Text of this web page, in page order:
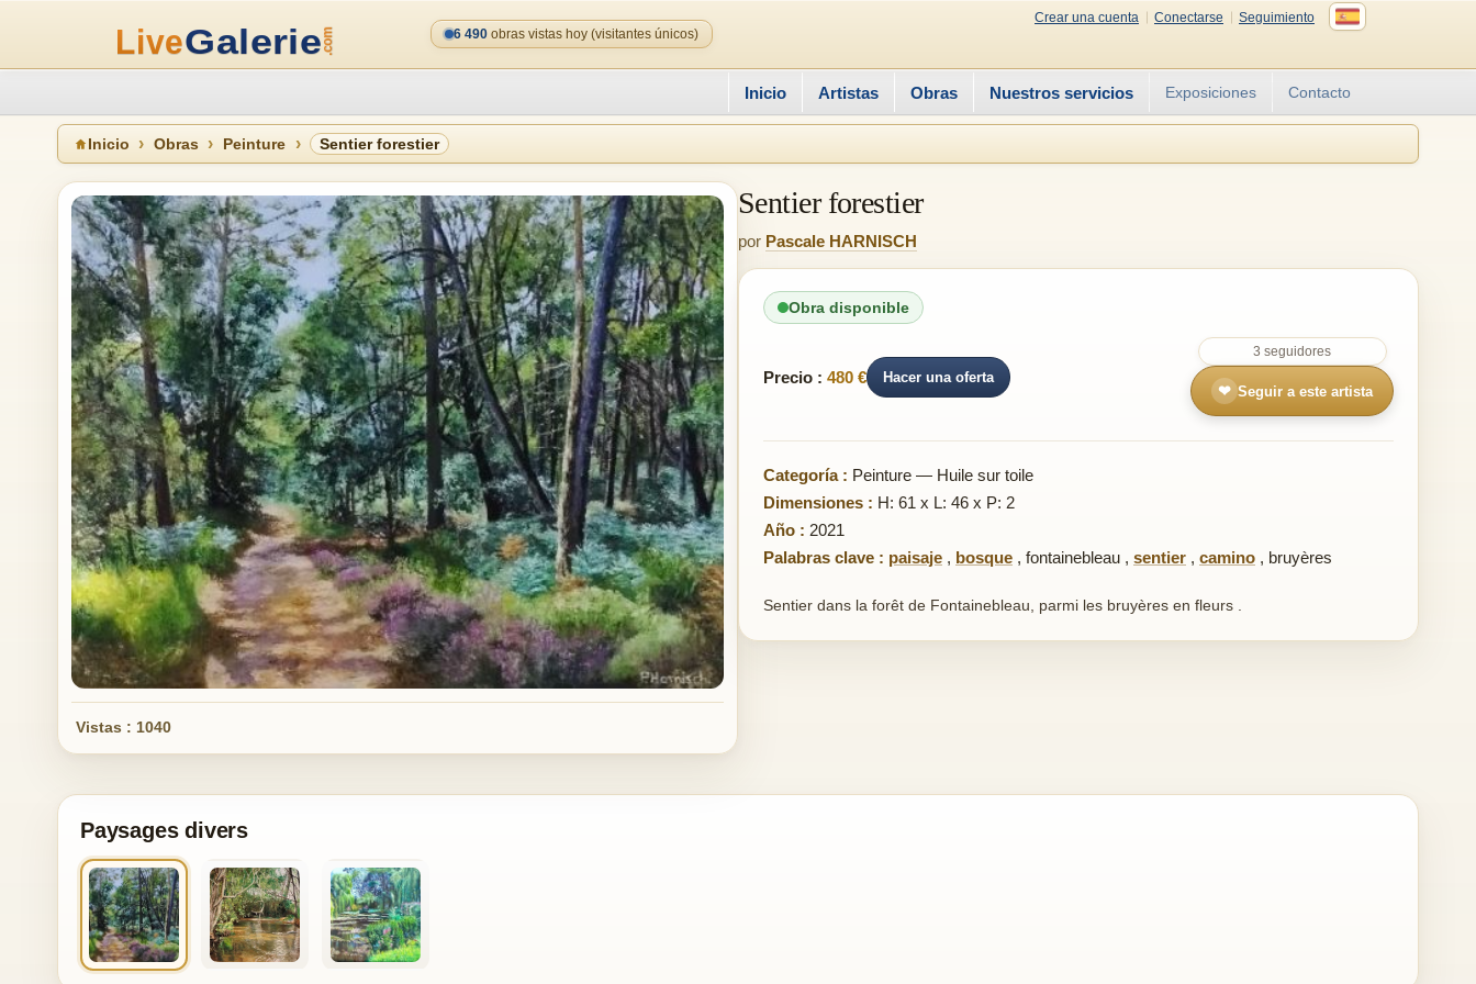
Crear una cuenta Conectarse
Seguimiento
6 490 obras vistas hoy (visitantes únicos)
Inicio Artistas Obras Nuestros servicios Exposiciones Contacto
Inicio Obras Peinture Sentier forestier
Vistas : 1040
Sentier forestier
por Pascale HARNISCH
Obra disponible
Precio : 480 € Hacer una oferta
3 seguidores
❤ Seguir a este artista
Categoría : Peinture — Huile sur toile
Dimensiones : H: 61 x L: 46 x P: 2
Año : 2021
Palabras clave : paisaje , bosque , fontainebleau , sentier , camino , bruyères
Sentier dans la forêt de Fontainebleau, parmi les bruyères en fleurs .
Paysages divers